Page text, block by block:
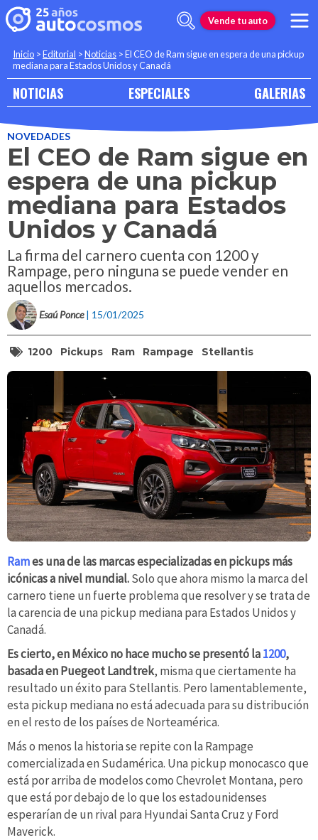
Vende tu auto
Inicio >Editorial >Noticias >El CEO de Ram sigue en espera de una pickup
mediana para Estados Unidos y Canadá
NOTICIAS ESPECIALES GALERIAS
NOVEDADES
El CEO de Ram sigue en
espera de una pickup
mediana para Estados
Unidos y Canadá
La firma del carnero cuenta con 1200 y
Rampage, pero ninguna se puede vender en
aquellos mercados.
Esaú Ponce | 15/01/2025
1200 Pickups Ram Rampage Stellantis
Rames una de las marcas especializadas en pickups más
icónicas a nivel mundial.Solo que ahora mismo la marca del
carnero tiene un fuerte problema que resolver y se trata de
la carencia de una pickup mediana para Estados Unidos y
Canadá.
Es cierto, en México no hace mucho se presentó la1200,
basada en Puegeot Landtrek, misma que ciertamente ha
resultado un éxito para Stellantis. Pero lamentablemente,
esta pickup mediana no está adecuada para su distribución
en el resto de los países de Norteamérica.
Más o menos la historia se repite con la Rampage
comercializada en Sudamérica. Una pickup monocasco que
está por arriba de modelos como Chevrolet Montana, pero
que está por debajo de lo que los estadounidenses
esperarían de un rival para Hyundai Santa Cruz y Ford
Maverick.